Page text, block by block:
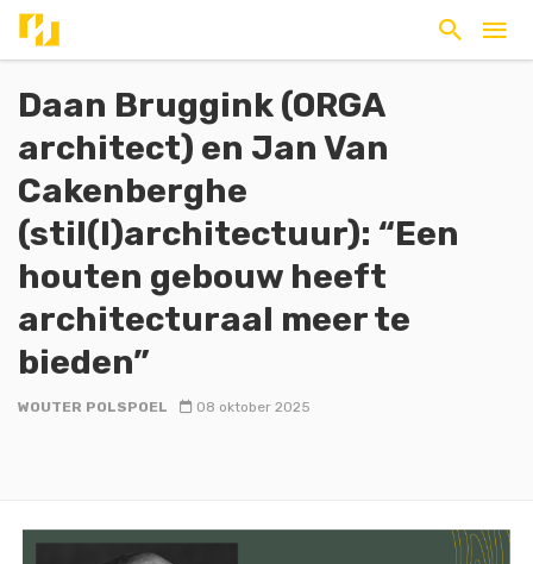
Daan Bruggink (ORGA
architect) en Jan Van
Cakenberghe
(stil(l)architectuur): “Een
houten gebouw heeft
architecturaal meer te
bieden”
WOUTER POLSPOEL 08 oktober 2025